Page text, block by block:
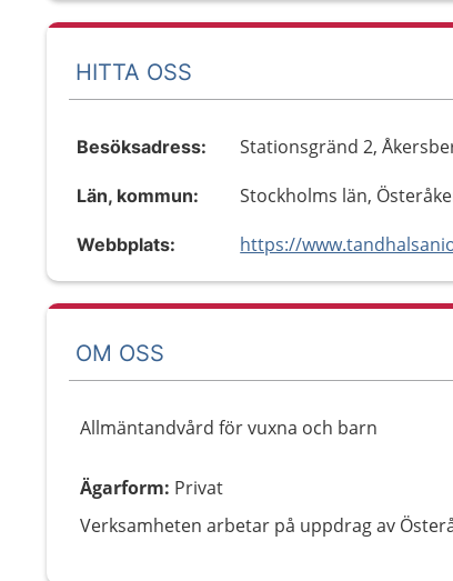
HITTA OSS
Besöksadress: Stationsgränd 2,
Län, kommun: Stockholms län,
Webbplats: https://
OM OSS
Allmäntandvård för vuxna och barn
Ägarform: Privat
Verksamheten arbetar på uppdrag av